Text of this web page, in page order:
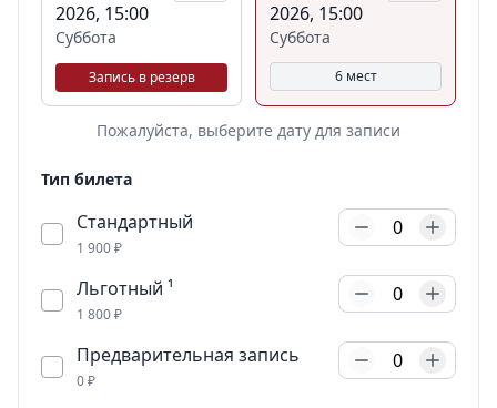
2026, 15:00
Суббота
Запись в резерв
2026, 15:00
Суббота
6 мест
Пожалуйста, выберите дату для записи
Тип билета
Стандартный
1 900 ₽
0
Льготный ¹
1 800 ₽
0
Предварительная запись
0 ₽
0